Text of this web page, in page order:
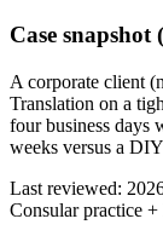
Case snapshot
A corporate client
Translation on a
four business days
weeks versus a
Last reviewed:
Consular practice